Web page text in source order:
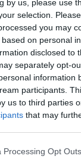
by us, please use
selection.
you may
on personal
disclosed to
separately opt-
information
participants.
us to third parties
that may
Processing Opt Outs
πως
μου έχει
χρονών και
όλους τους
Όταν